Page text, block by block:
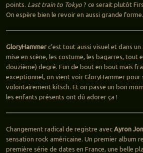
points. Last train to Tokyo? ce serait plutôt
On espère bien le revoir en aussi grande forme.
GloryHammerc’est tout aussi visuel et dans
mise en scène, les costume, les bagarres, tout
douzième) degré. Fun de bout en bout mais
exceptionnel, on vient voir GloryHammer pour
volontairement kitsch. Et on passe un bon
les enfants présents ont dû adorer ça !
Changement radical de registre avec Ayron
sensation rock américaine. Un premier album
première série de dates en France, une belle